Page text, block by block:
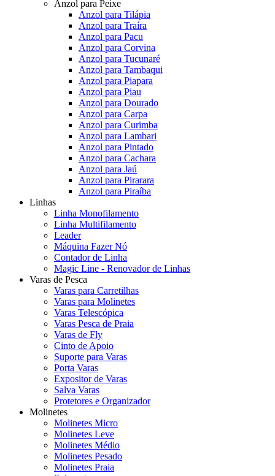
Anzol para Peixe
Anzol para Tilápia
Anzol para Traíra
Anzol para Pacu
Anzol para Corvina
Anzol para Tucunaré
Anzol para Tambaqui
Anzol para Piapara
Anzol para Piau
Anzol para Dourado
Anzol para Carpa
Anzol para Curimba
Anzol para Lambari
Anzol para Pintado
Anzol para Cachara
Anzol para Jaú
Anzol para Pirarara
Anzol para Piraíba
Linhas
Linha Monofilamento
Linha Multifilamento
Leader
Máquina Fazer Nó
Contador de Linha
Magic Line - Renovador de Linhas
Varas de Pesca
Varas para Carretilhas
Varas para Molinetes
Varas Telescópica
Varas Pesca de Praia
Varas de Fly
Cinto de Apoio
Suporte para Varas
Porta Varas
Expositor de Varas
Salva Varas
Protetores e Organizador
Molinetes
Molinetes Micro
Molinetes Leve
Molinetes Médio
Molinetes Pesado
Molinetes Praia